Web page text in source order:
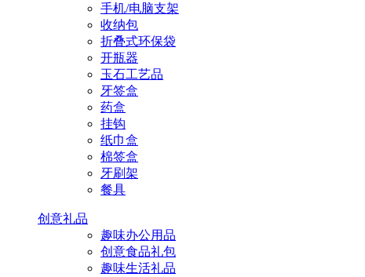
手机/电脑支架
收纳包
折叠式环保袋
开瓶器
玉石工艺品
牙签盒
药盒
挂钩
纸巾盒
棉签盒
牙刷架
餐具
创意礼品
趣味办公用品
创意食品礼包
趣味生活礼品